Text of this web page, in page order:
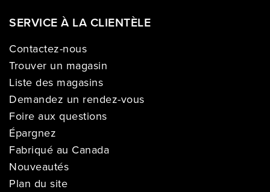
SERVICE À LA CLIENTÈLE
Contactez-nous
Trouver un magasin
Liste des magasins
Demandez un rendez-vous
Foire aux questions
Épargnez
Fabriqué au Canada
Nouveautés
Plan du site